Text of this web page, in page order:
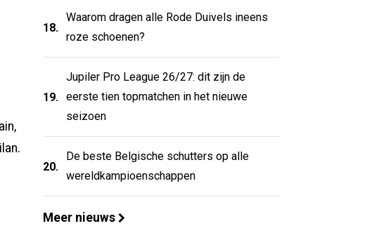
18.
Waarom dragen alle Rode Duivels ineens
roze schoenen?
19.
Jupiler Pro League 26/27: dit zijn de
eerste tien topmatchen in het nieuwe
seizoen
20.
De beste Belgische schutters op alle
wereldkampioenschappen
Meer nieuws